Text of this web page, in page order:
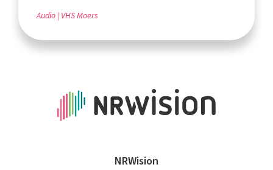
Audio VHS Moers
NRWision